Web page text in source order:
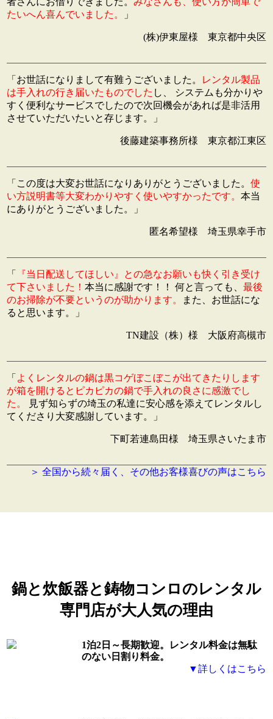
たいへん喜んでいました。
」
(株)伊東屋様 東京都中央区
「お世話になりまして有難うございました。
レンタル製品
は手入れの行き届いたものでした し、 システムも分かりや
すく便利なサービスでしたので次回機会があれば是非活用
させていただいたいと存じます。」
後藤建築事務所様 東京都江東区
「この度は大変お世話になりありがとうございました。使
い方説明書等大変わかりやすく使いやすかったです。本当
にありがとうございました。」
匿名希望様 埼玉県幸手市
「
『当日配送してほしい』との急なお願いも快く引き受け
て下さいました！本当に感謝です！！ 何と言っても、最後
のお掃除が不要というのが助かります。
また、お世話にな
ると思います。」
TN建設（株）様 大阪府高槻市
「 よくレンタルの鍋は黒コゲぼこぼこが出てきたりします
が箱を開けるとピカピカの鍋で手入れの良さに感激でし
た。
見ず知らずの埼玉の私達に安心感を添えてレンタルし
てくださり大変感謝しています。」
下町若連島田様 埼玉県さいたま市
＞ 全国から続々届く、その他お客様喜びの声はこちら
鍋と炊飯器と鋳物コンロのレンタル
専門店が大人気の理由
1泊2日～長期歓迎。レンタル料金は無駄
のない日割り料金。
▼詳しくはこちら